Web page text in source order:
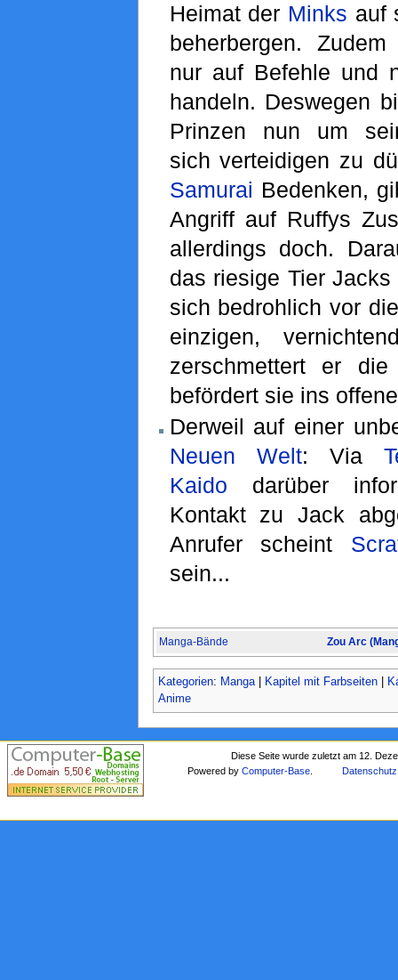
Heimat der Minks auf
beherbergen.
nur auf Befehle und
handeln. Deswegen
Prinzen nun um
sich verteidigen zu
Samurai Bedenken,
Angriff auf Ruffys
allerdings doch.
das riesige Tier
sich bedrohlich vor
einzigen,
zerschmettert er
befördert sie ins
Derweil auf einer
Neuen Welt: Via
Kaido darüber
Kontakt zu Jack
Anrufer scheint
sein...
Manga-Bände Zou Arc
Kategorien: Manga| Kapitel mit Farbseiten|
Anime
Diese Seite wurde zuletzt am 12.
Powered byComputer-Base Datenschutz